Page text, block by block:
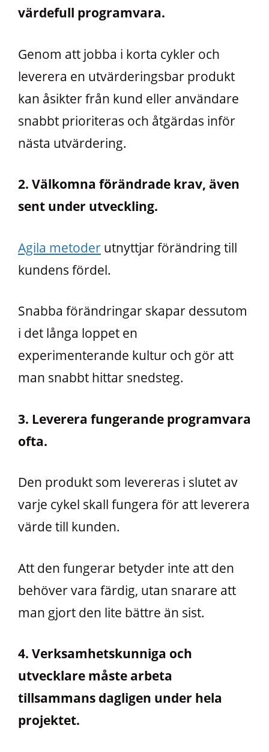
värdefull programvara.
Genom att jobba i korta cykler och
leverera en utvärderingsbar produkt
kan åsikter från kund eller användare
snabbt prioriteras och åtgärdas inför
nästa utvärdering.
2. Välkomna förändrade krav, även
sent under utveckling.
Agila metoder utnyttjar förändring till
kundens fördel.
Snabba förändringar skapar dessutom
i det långa loppet en
experimenterande kultur och gör att
man snabbt hittar snedsteg.
3. Leverera fungerande programvara
ofta.
Den produkt som levereras i slutet av
varje cykel skall fungera för att leverera
värde till kunden.
Att den fungerar betyder inte att den
behöver vara färdig, utan snarare att
man gjort den lite bättre än sist.
4. Verksamhetskunniga och
utvecklare måste arbeta
tillsammans dagligen under hela
projektet.